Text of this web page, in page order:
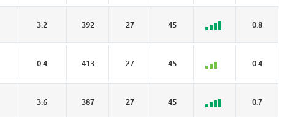
3.2 392 27 45 0.8
0.4 413 27 45 0.4
3.6 387 27 45 0.7